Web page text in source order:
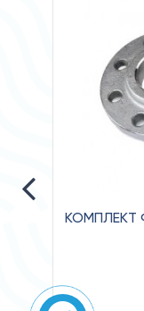
КОМПЛЕКТ